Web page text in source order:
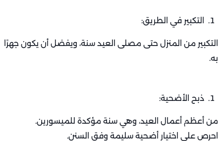
التكبير في الطريق:
التكبير من المنزل حتى مصلى العيد سنة، ويفضل أن يكون جهرًا
به.
ذبح الأضحية:
من أعظم أعمال العيد، وهي سنة مؤكدة للميسورين.
احرص على اختيار أضحية سليمة وفق السنن.